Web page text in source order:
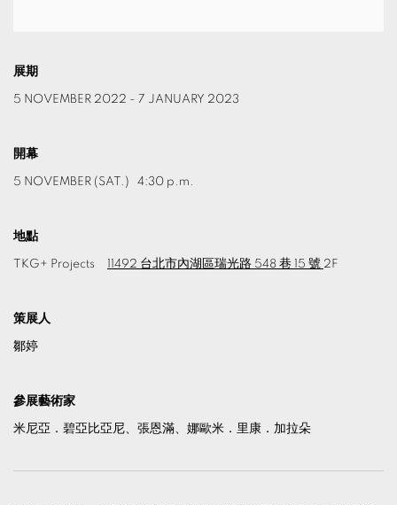
展期
5 NOVEMBER 2022 - 7 JANUARY 2023
開幕
5 NOVEMBER (SAT.) 4:30 p.m.
地點
TKG+ Projects 11492 台北市內湖區瑞光路 548 巷 15 號 2F
策展人
鄒婷
參展藝術家
米尼亞．碧亞比亞尼、張恩滿、 娜歐米．里康．加拉朵